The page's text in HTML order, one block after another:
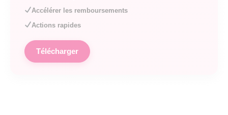
Accélérer les remboursements
Actions rapides
Télécharger